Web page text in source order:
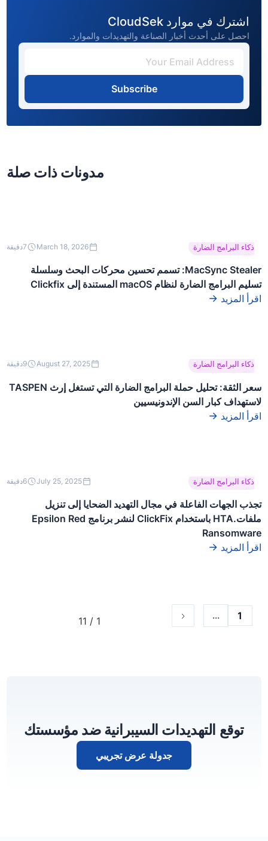
اشترك في موارد CloudSek
احصل على أحدث أخبار الصناعة والتهديدات والموارد.
Subscribe
مدونات ذات صلة
هذا نص داخل كتلة
div.
ذكاء البرامج الضارة March 18, 2026
7دقيقة
MacSync Stealer: تسمم تحسين محركات البحث وسلسلة
تسليم البرامج الضارة لنظام macOS المستندة إلى Clickfix
اقرأ المزيد
هذا نص داخل كتلة
div.
ذكاء البرامج الضارة August 27, 2025
9دقيقة
سعر الثقة: تحليل حملة البرامج الضارة التي تستغل إرث TASPEN
لاستهداف كبار السن الإندونيسيين
اقرأ المزيد
هذا نص داخل كتلة
div.
ذكاء البرامج الضارة July 25, 2025
6دقيقة
تجذب الجهات الفاعلة في مجال التهديد الضحايا إلى تنزيل
ملفات.HTA باستخدام ClickFix لنشر برنامج Epsilon Red
Ransomware
اقرأ المزيد
1
...
1 / 11
توقع التهديدات السيبرانية ضد مؤسستك
جدولة عرض تجريبي